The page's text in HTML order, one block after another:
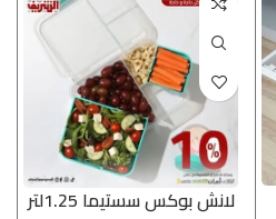
لانش بوكس سستيما 1.25لتر